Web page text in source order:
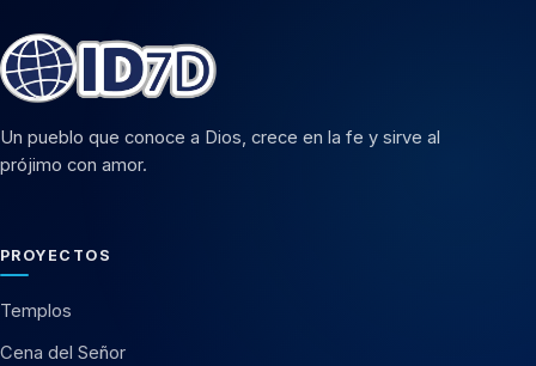
Un pueblo que conoce a Dios, crece en la fe y sirve al
prójimo con amor.
PROYECTOS
Templos
Cena del Señor